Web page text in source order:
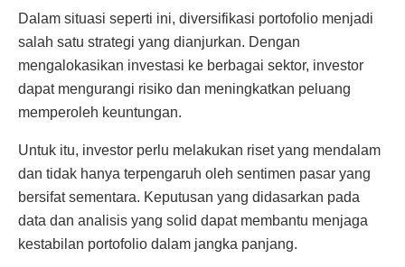
Dalam situasi seperti ini, diversifikasi portofolio menjadi
salah satu strategi yang dianjurkan. Dengan
mengalokasikan investasi ke berbagai sektor, investor
dapat mengurangi risiko dan meningkatkan peluang
memperoleh keuntungan.
Untuk itu, investor perlu melakukan riset yang mendalam
dan tidak hanya terpengaruh oleh sentimen pasar yang
bersifat sementara. Keputusan yang didasarkan pada
data dan analisis yang solid dapat membantu menjaga
kestabilan portofolio dalam jangka panjang.